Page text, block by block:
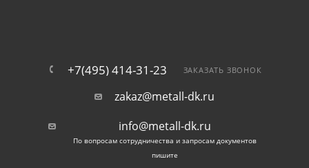
+7(495) 414-31-23 ЗАКАЗАТЬ ЗВОНОК
zakaz@metall-dk.ru
info@metall-dk.ru
По вопросам сотрудничества и запросам документов
пишите